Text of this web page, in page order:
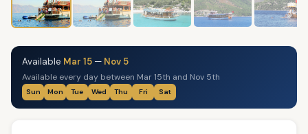
Available Mar 15 — Nov 5
Available every day between Mar 15th and Nov 5th
Sun Mon Tue Wed Thu Fri Sat